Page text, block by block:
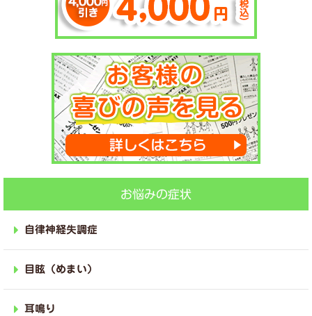
お悩みの症状
自律神経失調症
目眩（めまい）
耳鳴り